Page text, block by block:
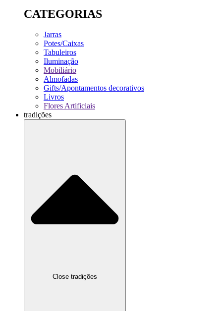
CATEGORIAS
Jarras
Potes/Caixas
Tabuleiros
Iluminação
Mobiliário
Almofadas
Gifts/Apontamentos decorativos
Livros
Flores Artificiais
tradições
Close tradições